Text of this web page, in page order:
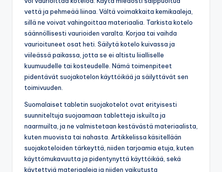
vettä ja pehmeää liinaa. Vältä voimakkaita kemikaaleja,
sillä ne voivat vahingoittaa materiaalia. Tarkista kotelo
säännöllisesti vaurioiden varalta. Korjaa tai vaihda
vaurioituneet osat heti. Säilytä kotelo kuivassa ja
viileässä paikassa, jotta se ei altistu liialliselle
kuumuudelle tai kosteudelle. Nämä toimenpiteet
pidentävät suojakotelon käyttöikää ja säilyttävät sen
toimivuuden.
Suomalaiset tabletin suojakotelot ovat erityisesti
suunniteltuja suojaamaan tabletteja iskuilta ja
naarmuilta, ja ne valmistetaan kestävästä materiaalista,
kuten muovista tai nahasta. Artikkelissa käsitellään
suojakoteloiden tärkeyttä, niiden tarjoamia etuja, kuten
käyttömukavuutta ja pidentynyttä käyttöikää, sekä
käytettyjä materiaaleja ja niiden vaikutusta